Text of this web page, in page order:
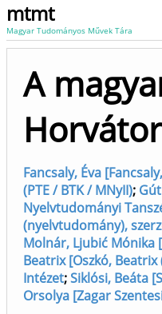
mtmt
Magyar Tudományos Művek Tára
A
Fancsaly, Éva
(PTE / BTK / MNyII);
Nyelvtudományi
(nyelvtudomány),
Molnár, Ljubić Mónika
Beatrix [Oszkó,
Intézet;Siklósi, Beáta
Orsolya [Zagar